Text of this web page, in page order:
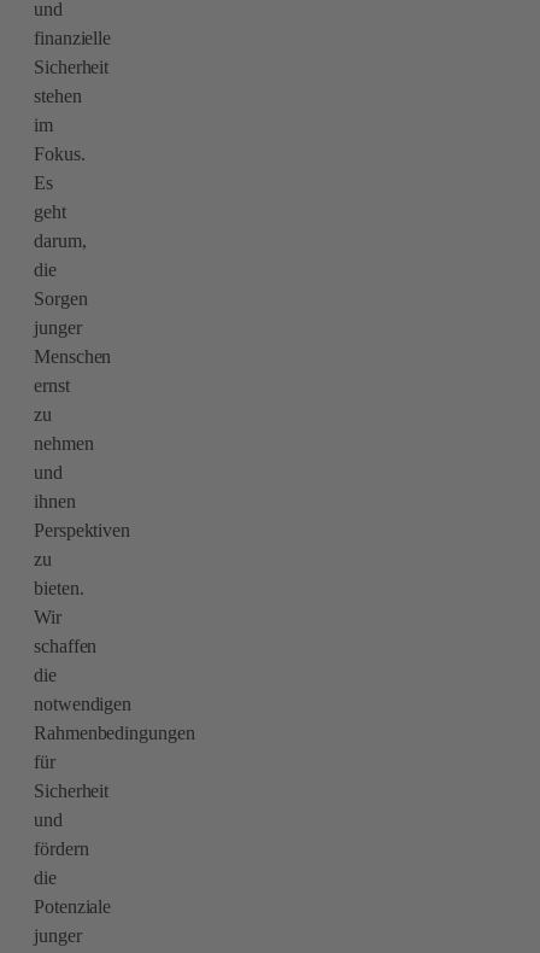
und
finanzielle
Sicherheit
stehen
im
Fokus.
Es
geht
darum,
die
Sorgen
junger
Menschen
ernst
zu
nehmen
und
ihnen
Perspektiven
zu
bieten.
Wir
schaffen
die
notwendigen
Rahmenbedingungen
für
Sicherheit
und
fördern
die
Potenziale
junger